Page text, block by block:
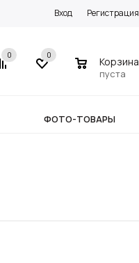
Вход Регистрация
0 0
Корзина
пуста
ФОТО-ТОВАРЫ